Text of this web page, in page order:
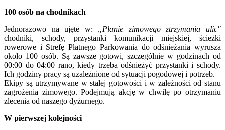
100 osób na chodnikach
Jednorazowo na ujęte w:
„Planie zimowego ztrzymania ulic"
chodniki, schody, przystanki komunikacji miejskiej, ścieżki
rowerowe i Strefę Płatnego Parkowania do odśnieżania wyrusza
około 100 osób. Są zawsze gotowi, szczególnie w godzinach od
00:00 do 04:00 rano, kiedy trzeba odśnieżyć przystanki i schody.
Ich godziny pracy są uzależnione od sytuacji pogodowej i potrzeb.
Ekipy są utrzymywane w stałej gotowości i w zależności od stanu
zagrożenia zimowego. Podejmują akcję w chwilę po otrzymaniu
zlecenia od naszego dyżurnego.
W pierwszej kolejności